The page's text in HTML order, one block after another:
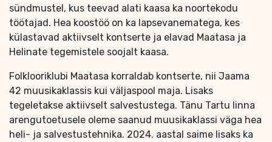
sündmustel, kus teevad alati kaasa ka noortekodu
töötajad. Hea koostöö on ka lapsevanematega, kes
külastavad aktiivselt kontserte ja elavad Maatasa ja
Helinate tegemistele soojalt kaasa.
Folklooriklubi Maatasa korraldab kontserte, nii Jaama
42 muusikaklassis kui väljaspool maja. Lisaks
tegeletakse aktiivselt salvestustega. Tänu Tartu linna
arengutoetusele oleme saanud muusikaklassi väga hea
heli- ja salvestustehnika. 2024. aastal saime lisaks ka